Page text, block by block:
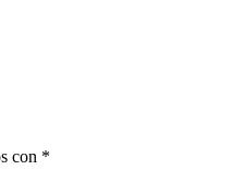
con *